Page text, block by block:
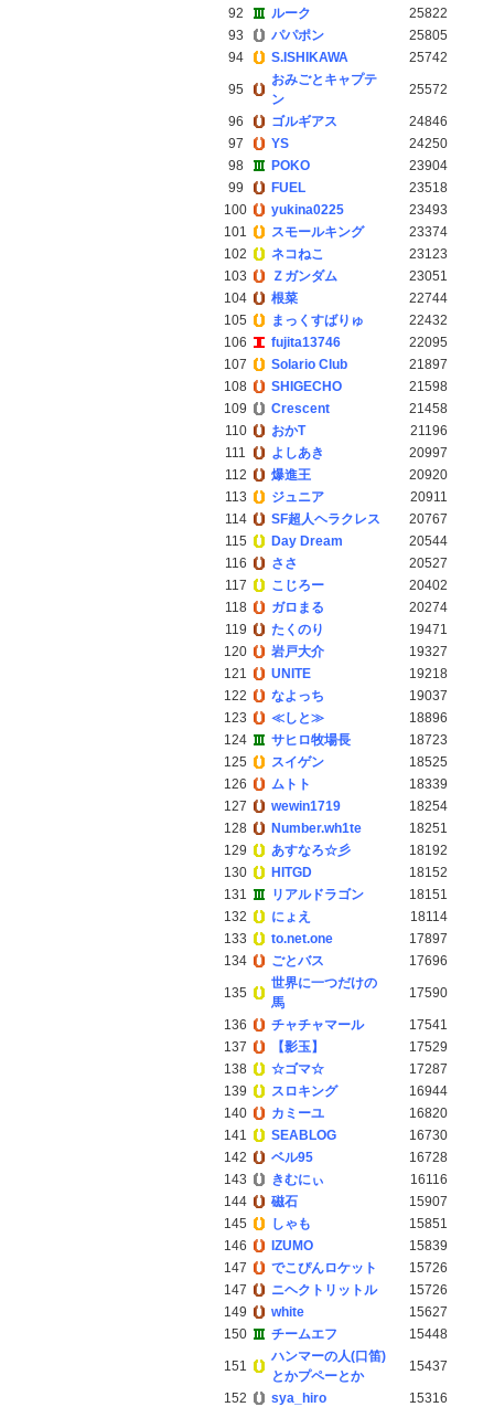
92
ルーク
25822
93
パパポン
25805
94
S.ISHIKAWA 25742
95
おみごとキャプテ
ン
25572
96 ゴルギアス
24846
97
YS
24250
98
POKO
23904
99
FUEL
23518
100
yukina0225
23493
101
スモールキング
23374
102
ネコねこ
23123
103
Ｚガンダム
23051
104
根菜
22744
105
まっくすばりゅ
22432
106
fujita13746
22095
107
Solario Club
21897
108
SHIGECHO
21598
109
Crescent
21458
110
おかT
21196
111
よしあき
20997
112
爆進王
20920
113
ジュニア
20911
114
SF超人ヘラクレス
20767
115
Day Dream
20544
116
ささ
20527
117
こじろー
20402
118
ガロまる
20274
119
たくのり
19471
120
岩戸大介
19327
121
UNITE
19218
122
なよっち
19037
123
≪しと≫
18896
124
サヒロ牧場長
18723
125
スイゲン
18525
126
ムトト
18339
127
wewin1719
18254
128
Number.wh1te
18251
129
あすなろ☆彡
18192
130
HITGD
18152
131
リアルドラゴン
18151
132
にょえ
18114
133
to.net.one
17897
134
ごとバス 17696
135
世界に一つだけの
馬
17590
136 チャチャマール
17541
137
【影玉】
17529
138
☆ゴマ☆
17287
139
スロキング
16944
140
カミーユ
16820
141
SEABLOG
16730
142
ベル95
16728
143
きむにぃ
16116
144
磁石
15907
145
しゃも
15851
146
IZUMO
15839
147
でこぴんロケット
15726
147
ニヘクトリットル
15726
149
white
15627
150
チームエフ 15448
151
ハンマーの人(口笛)
とかプペーとか
15437
152 sya_hiro 15316